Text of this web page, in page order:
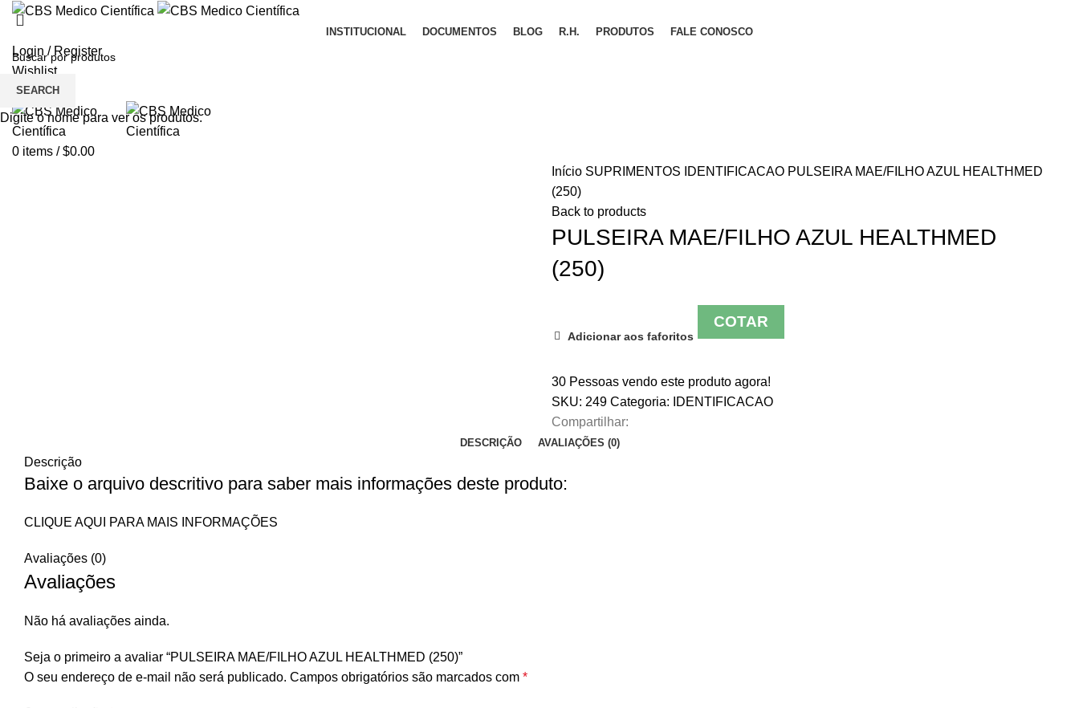
INSTITUCIONAL DOCUMENTOS BLOG R.H. PRODUTOS FALE CONOSCO
Login / Register
Wishlist
Menu
0 items / $0.00
Início SUPRIMENTOS IDENTIFICACAO PULSEIRA MAE/FILHO AZUL HEALTHMED
(250)
Back to products
PULSEIRA MAE/FILHO AZUL HEALTHMED
(250)
Adicionar aos faforitos
COTAR
30 Pessoas vendo este produto agora!
SKU: 249 Categoria:
IDENTIFICACAO
Compartilhar:
DESCRIÇÃO AVALIAÇÕES (0)
Descrição
Baixe o arquivo descritivo para saber mais informações deste produto:
CLIQUE AQUI PARA MAIS INFORMAÇÕES
Avaliações (0)
Avaliações
Não há avaliações ainda.
Seja o primeiro a avaliar “PULSEIRA MAE/FILHO AZUL HEALTHMED (250)”
O seu endereço de e-mail não será publicado. Campos obrigatórios são marcados com *
SEARCH
Digite o nome para ver os produtos.